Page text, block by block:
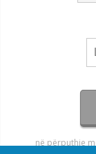
në përputhje